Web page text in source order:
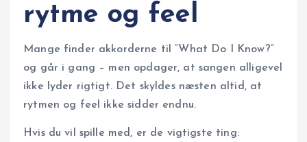
rytme og feel
Mange finder akkorderne til “What Do I Know?”
og går i gang – men opdager, at sangen alligevel
ikke lyder rigtigt. Det skyldes næsten altid, at
rytmen og feel ikke sidder endnu.
Hvis du vil spille med, er de vigtigste ting: